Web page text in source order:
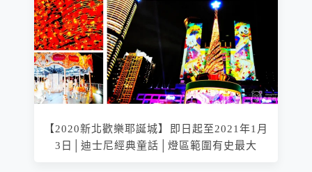
【2020新北歡樂耶誕城】即日起至2021年1月
3日│迪士尼經典童話│燈區範圍有史最大